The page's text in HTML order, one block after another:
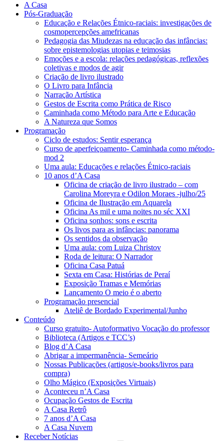
A Casa
Pós-Graduação
Educação e Relações Étnico-raciais: investigações de
cosmopercepções amefricanas
Pedagogia das Miudezas na educação das infâncias:
sobre epistemologias utopias e teimosias
Emoções e a escola: relações pedagógicas, reflexões
coletivas e modos de agir
Criação de livro ilustrado
O Livro para Infância
Narração Artística
Gestos de Escrita como Prática de Risco
Caminhada como Método para Arte e Educação
A Natureza que Somos
Programação
Ciclo de estudos: Sentir esperança
Curso de aperfeiçoamento- Caminhada como método-
mod 2
Uma aula: Educações e relações Étnico-raciais
10 anos d’A Casa
Oficina de criação de livro ilustrado – com
Carolina Moreyra e Odilon Moraes -julho/25
Oficina de Ilustração em Aquarela
Oficina As mil e uma noites no séc XXI
Oficina sonhos: sons e escrita
Os livos para as infâncias: panorama
Os sentidos da observação
Uma aula: com Luiza Christov
Roda de leitura: O Narrador
Oficina Casa Patuá
Sexta em Casa: Histórias de Peraí
Exposição Tramas e Memórias
Lançamento O meio é o aberto
Programação presencial
Ateliê de Bordado Experimental/Junho
Conteúdo
Curso gratuito- Autoformativo Vocação do professor
Biblioteca (Artigos e TCC’s)
Blog d’A Casa
Abrigar a impermanência- Semeário
Nossas Publicações (artigos/e-books/livros para
compra)
Olho Mágico (Exposições Virtuais)
Aconteceu n’A Casa
Ocupação Gestos de Escrita
A Casa Retrô
7 anos d’A Casa
A Casa Nuvem
Receber Notícias